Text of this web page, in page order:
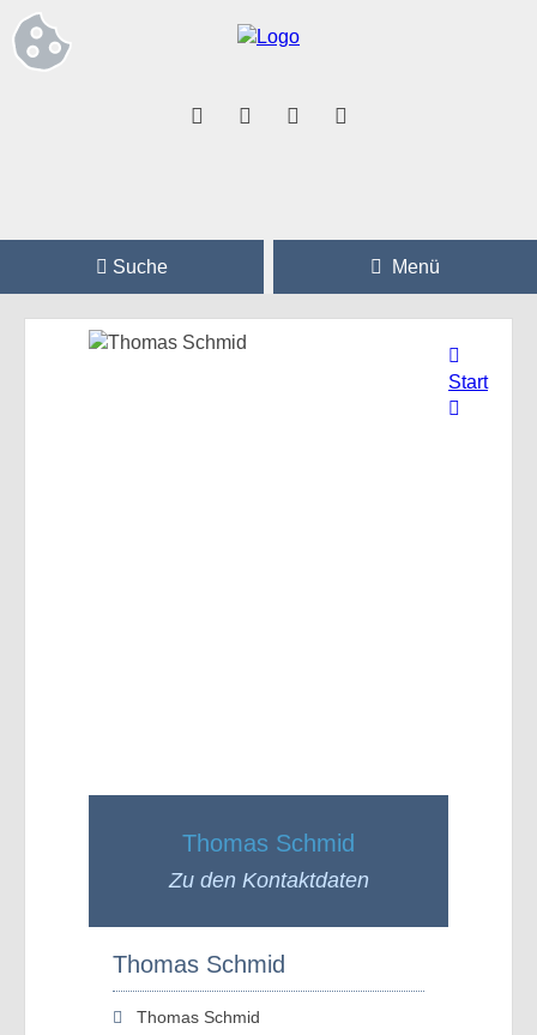
Suche Menü
Thomas Schmid
Zu den Kontaktdaten
Thomas Schmid
Thomas Schmid
Start